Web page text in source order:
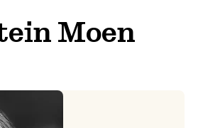
Moen